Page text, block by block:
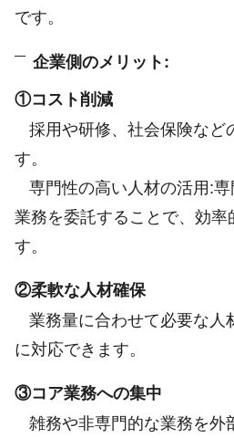
です。
企業側のメリット:
①コスト削減
採用や研修、社会保険など
す。
専門性の高い人材の活用:
業務を委託することで、効率
す。
②柔軟な人材確保
業務量に合わせて必要な人
に対応できます。
③コア業務への集中
雑務や非専門的な業務を外